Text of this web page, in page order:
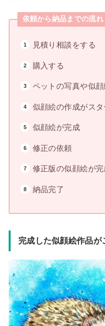
依頼から納品までの流れ
見積り相談をする
購入する
ペットの写真や似
似顔絵の作成がスタ
似顔絵が完成
修正の依頼
修正版の似顔絵が完
納品完了
完成した似顔絵作品が